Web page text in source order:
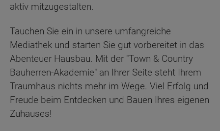
aktiv mitzugestalten.
Tauchen Sie ein in unsere umfangreiche
Mediathek und starten Sie gut vorbereitet in das
Abenteuer Hausbau. Mit der "Town & Country
Bauherren-Akademie" an Ihrer Seite steht Ihrem
Traumhaus nichts mehr im Wege. Viel Erfolg und
Freude beim Entdecken und Bauen Ihres eigenen
Zuhauses!